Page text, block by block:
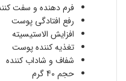
فرم دهنده و سفت
رفع افتادگی پوست
افزایش الاستیسیته
تغذیه کننده پوست
شفاف و شاداب کننده
حجم 40 گرم